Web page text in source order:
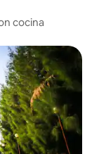
cocina